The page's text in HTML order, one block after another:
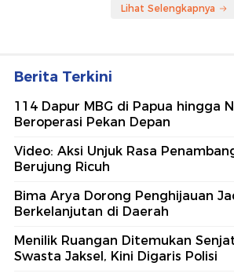
Lihat Selengkapnya
Berita Terkini
114 Dapur MBG di Papua hingga
Beroperasi Pekan Depan
Video: Aksi Unjuk Rasa
Berujung Ricuh
Bima Arya Dorong Penghijauan
Berkelanjutan di Daerah
Menilik Ruangan Ditemukan
Swasta Jaksel, Kini Digaris Polisi